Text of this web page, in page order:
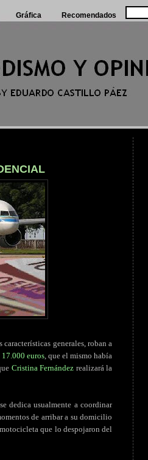
Gráfica Recomendados
generales, roban a
17.000 euros, que el mismo había
Cristina Fernández realizará la
dedica usualmente a coordinar
de arribar a su domicilio
que lo despojaron del